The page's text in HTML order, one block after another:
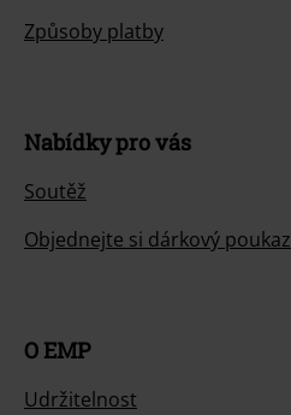
Způsoby platby
Nabídky pro vás
Soutěž
Objednejte si dárkový poukaz
O EMP
Udržitelnost